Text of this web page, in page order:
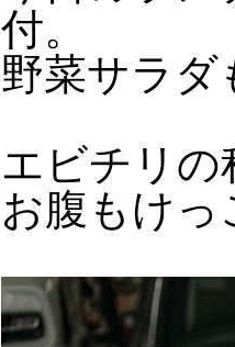
付。
野菜サラダ
エビチリの
お腹もけ